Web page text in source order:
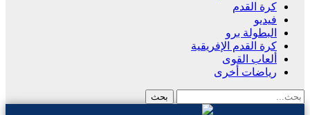
كرة القدم
فيديو
البطولة برو
كرة القدم الإفريقية
ألعاب القوى
رياضات أخرى